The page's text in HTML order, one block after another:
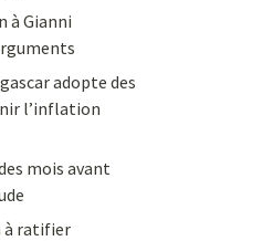
à Gianni
adopte des
l’inflation
mois avant
à ratifier